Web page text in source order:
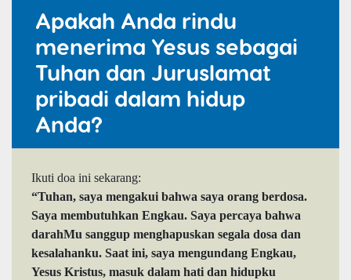
Apakah Anda rindu
menerima Yesus sebagai
Tuhan dan Juruslamat
pribadi dalam hidup
Anda?
Ikuti doa ini sekarang:
“Tuhan, saya mengakui bahwa saya orang berdosa.
Saya membutuhkan Engkau. Saya percaya bahwa
darahMu sanggup menghapuskan segala dosa dan
kesalahanku. Saat ini, saya mengundang Engkau,
Yesus Kristus, masuk dalam hati dan hidupku